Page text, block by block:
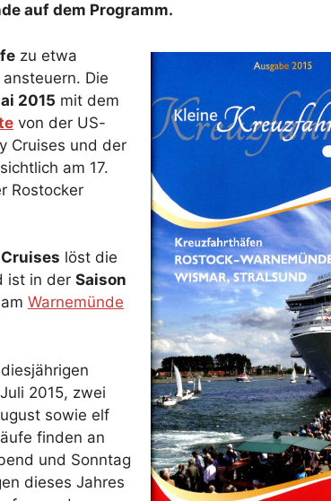
auf dem Programm.
zu etwa
Die
2015 mit dem
von der US-
Cruises und der
am 17.
Rostocker
löst die
ist in der Saison
Warnemünde
2015, zwei
sowie elf
finden an
und Sonntag
dieses Jahres